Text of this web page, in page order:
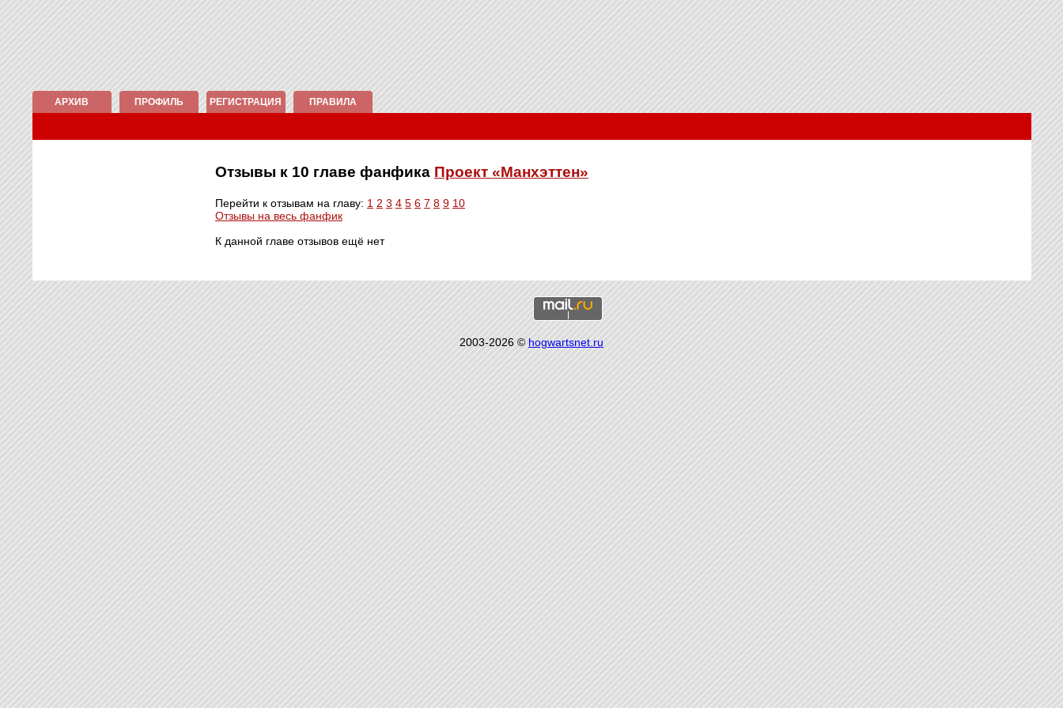
АРХИВ ПРОФИЛЬ РЕГИСТРАЦИЯ ПРАВИЛА
Отзывы к 10 главе фанфика Проект «Манхэттен»
Перейти к отзывам на главу: 1 2 3 4 5 6 7 8 9 10
Отзывы на весь фанфик
К данной главе отзывов ещё нет
2003-2026 ©hogwartsnet.ru